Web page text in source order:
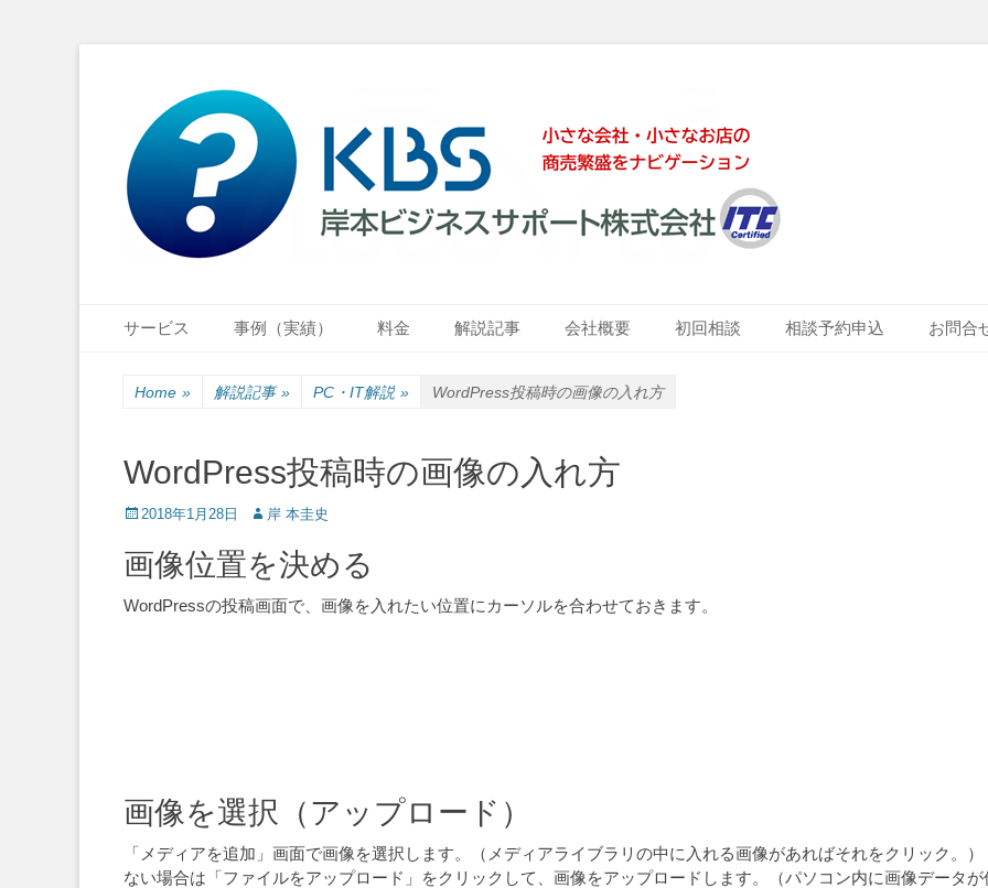
岸本ビジネスサポート株式会社
小さな会社・小さなお店のIT経営をナビゲーション
Primary Menu
サービス 事例（実績） 料金 解説記事 会社概要 初回相談 相談予約申込 お問合
Home » 解説記事 » PC・IT解説 » WordPress投稿時の画像の入れ方
WordPress投稿時の画像の入れ方
Posted
2018年1月28日 Author
岸 本圭史
画像位置を決める
WordPressの投稿画面で、画像を入れたい位置にカーソルを合わせておきます。
画像を選択（アップロード）
「メディアを追加」画面で画像を選択します。（メディアライブラリの中に入れる画像があればそれをクリック。）
ない場合は「ファイルをアップロード」をクリックして、画像をアップロードします。（パソコン内に画像データが